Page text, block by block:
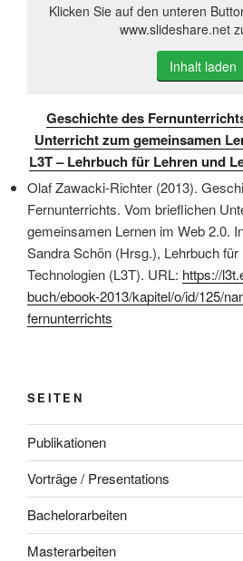
Klicken Sie auf den unteren
www.slideshare.net
Inhalt laden
Geschichte des
Unterricht zum gemeinsamen
L3T – Lehrbuch für Lehren und
Olaf Zawacki-Richter (2013).
Fernunterrichts. Vom brieflichen
gemeinsamen Lernen im Web 2.0.
Sandra Schön (Hrsg.), Lehrbuch
Technologien (L3T). URL: https://
buch/ebook-2013/kapitel/o/id/125/
fernunterrichts
SEITEN
Publikationen
Vorträge / Presentations
Bachelorarbeiten
Masterarbeiten